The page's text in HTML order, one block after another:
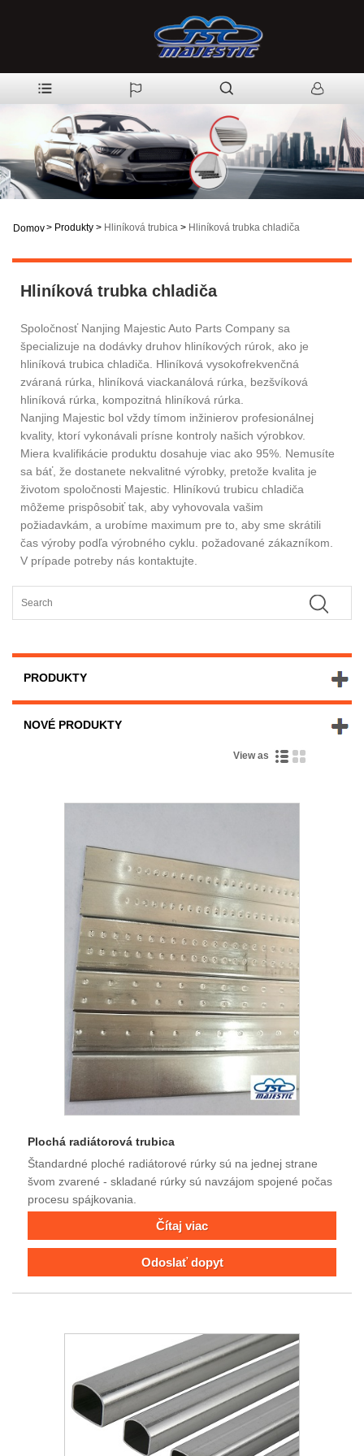
Domov> Produkty > Hliníková trubica > Hliníková trubka chladiča
Hliníková trubka chladiča
Spoločnosť Nanjing Majestic Auto Parts Company sa
špecializuje na dodávky druhov hliníkových rúrok, ako je
hliníková trubica chladiča. Hliníková vysokofrekvenčná
zváraná rúrka, hliníková viackanálová rúrka, bezšvíková
hliníková rúrka, kompozitná hliníková rúrka.
Nanjing Majestic bol vždy tímom inžinierov profesionálnej
kvality, ktorí vykonávali prísne kontroly našich výrobkov.
Miera kvalifikácie produktu dosahuje viac ako 95%. Nemusíte
sa báť, že dostanete nekvalitné výrobky, pretože kvalita je
životom spoločnosti Majestic. Hliníkovú trubicu chladiča
môžeme prispôsobiť tak, aby vyhovovala vašim
požiadavkám, a urobíme maximum pre to, aby sme skrátili
čas výroby podľa výrobného cyklu. požadované zákazníkom.
V prípade potreby nás kontaktujte.
PRODUKTY
NOVÉ PRODUKTY
View as
Plochá radiátorová trubica
Štandardné ploché radiátorové rúrky sú na jednej strane
švom zvarené - skladané rúrky sú navzájom spojené počas
procesu spájkovania.
Čítaj viac
Odoslať dopyt